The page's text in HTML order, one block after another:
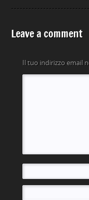
Leave a comment
Il tuo indirizzo email